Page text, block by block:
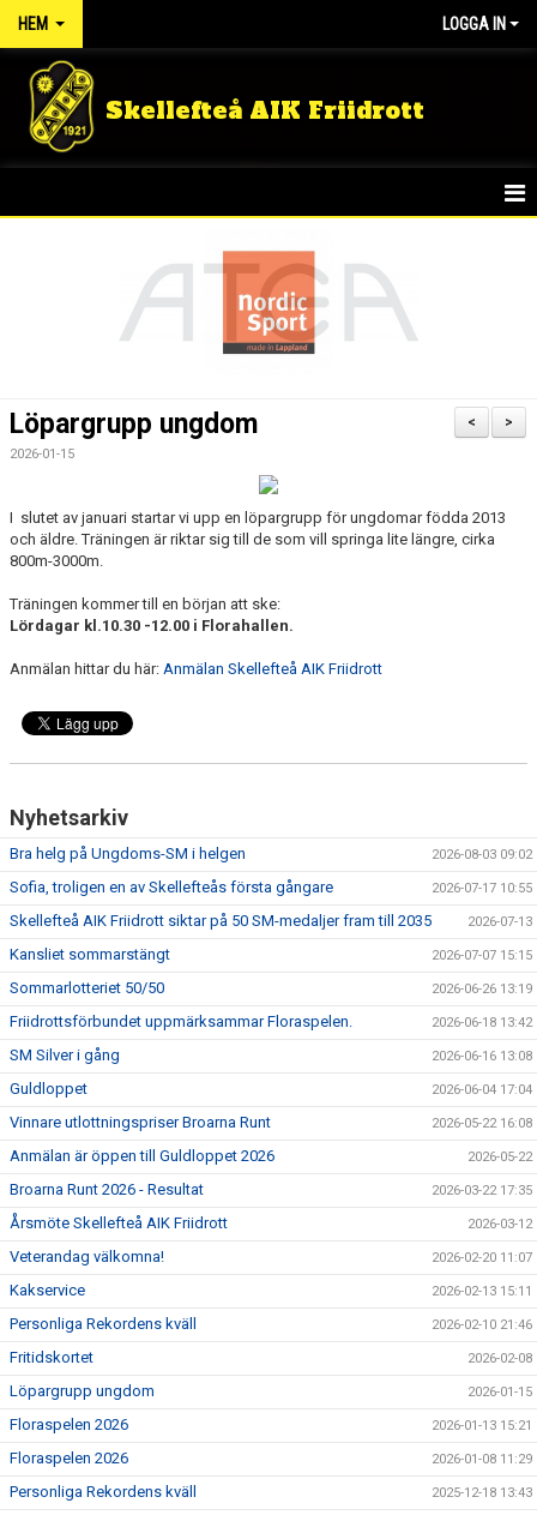
HEM LOGGA IN
Skellefteå AIK Friidrott
DOKUMENT
MINIORLANDSLAGET
>
<
Löpargrupp ungdom
2026-01-15
I slutet av januari startar vi upp en löpargrupp för ungdomar födda 2013
och äldre. Träningen är riktar sig till de som vill springa lite längre, cirka
800m-3000m.
Träningen kommer till en början att ske:
Lördagar kl.10.30 -12.00 i Florahallen.
Anmälan hittar du här: Anmälan Skellefteå AIK Friidrott
Nyhetsarkiv
Bra helg på Ungdoms-SM i helgen 2026-08-03 09:02
Sofia, troligen en av Skellefteås första gångare 2026-07-17 10:55
Skellefteå AIK Friidrott siktar på 50 SM-medaljer fram till 2035 2026-07-13
Kansliet sommarstängt 2026-07-07 15:15
Sommarlotteriet 50/50 2026-06-26 13:19
Friidrottsförbundet uppmärksammar Floraspelen. 2026-06-18 13:42
SM Silver i gång 2026-06-16 13:08
Guldloppet 2026-06-04 17:04
Vinnare utlottningspriser Broarna Runt 2026-05-22 16:08
Anmälan är öppen till Guldloppet 2026 2026-05-22
Broarna Runt 2026 - Resultat 2026-03-22 17:35
Årsmöte Skellefteå AIK Friidrott 2026-03-12
Veterandag välkomna! 2026-02-20 11:07
Kakservice 2026-02-13 15:11
Personliga Rekordens kväll 2026-02-10 21:46
Fritidskortet 2026-02-08
Löpargrupp ungdom 2026-01-15
Floraspelen 2026 2026-01-13 15:21
Floraspelen 2026 2026-01-08 11:29
Personliga Rekordens kväll 2025-12-18 13:43